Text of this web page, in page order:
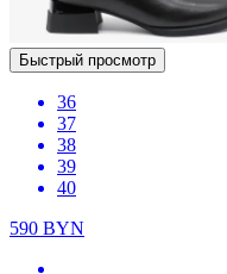
Быстрый просмотр
36
37
38
39
40
590 BYN